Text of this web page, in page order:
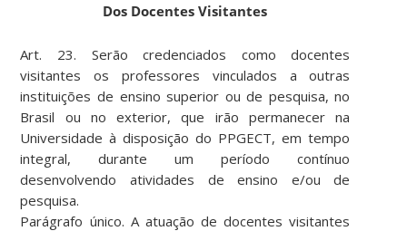
Dos Docentes Visitantes
Art. 23. Serão credenciados como docentes
visitantes os professores vinculados a outras
instituições de ensino superior ou de pesquisa, no
Brasil ou no exterior, que irão permanecer na
Universidade à disposição do PPGECT, em tempo
integral, durante um período contínuo
desenvolvendo atividades de ensino e/ou de
pesquisa.
Parágrafo único. A atuação de docentes visitantes